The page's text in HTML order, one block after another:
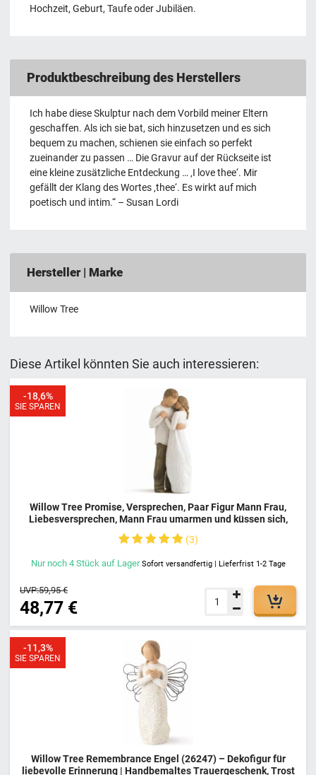
Hochzeit, Geburt, Taufe oder Jubiläen.
Produktbeschreibung des Herstellers
Ich habe diese Skulptur nach dem Vorbild meiner Eltern
geschaffen. Als ich sie bat, sich hinzusetzen und es sich
bequem zu machen, schienen sie einfach so perfekt
zueinander zu passen … Die Gravur auf der Rückseite ist
eine kleine zusätzliche Entdeckung … ‚I love thee‘. Mir
gefällt der Klang des Wortes ‚thee‘. Es wirkt auf mich
poetisch und intim.“ – Susan Lordi
Hersteller | Marke
Willow Tree
Diese Artikel könnten Sie auch interessieren:
Willow Tree Promise, Versprechen, Paar Figur Mann Frau,
Liebesversprechen, Mann Frau umarmen und küssen sich,
Bewahre Das Versprechen Der Liebe
3
Nur noch 4 Stück auf Lager Sofort versandfertig | Lieferfrist 1-2 Tage
48,77 €
UVP:59,95 €
SIE SPAREN
-18,6%
Willow Tree Remembrance Engel (26247) – Dekofigur für
liebevolle Erinnerung | Handbemaltes Trauergeschenk, Trost
SIE SPAREN
-11,3%